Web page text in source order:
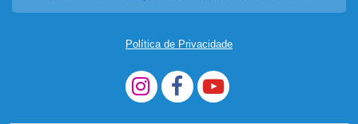
Política de Privacidade